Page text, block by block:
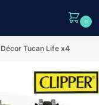
0
Tucan Life x4